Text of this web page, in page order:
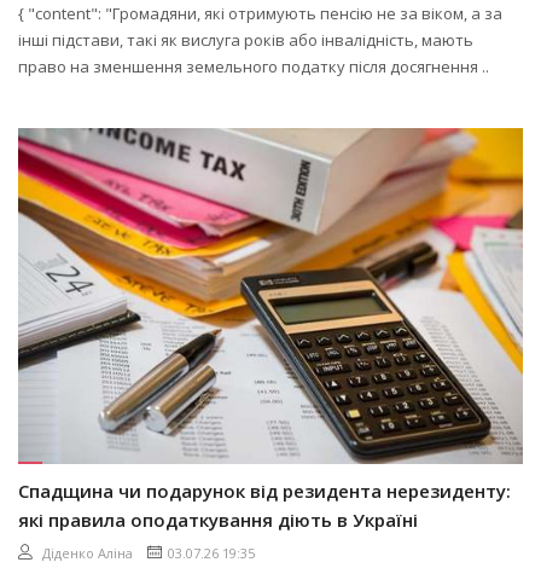
{ "content": "Громадяни, які отримують пенсію не за віком, а за
інші підстави, такі як вислуга років або інвалідність, мають
право на зменшення земельного податку після досягнення ..
Спадщина чи подарунок від резидента нерезиденту:
які правила оподаткування діють в Україні
Діденко Аліна 03.07.26 19:35